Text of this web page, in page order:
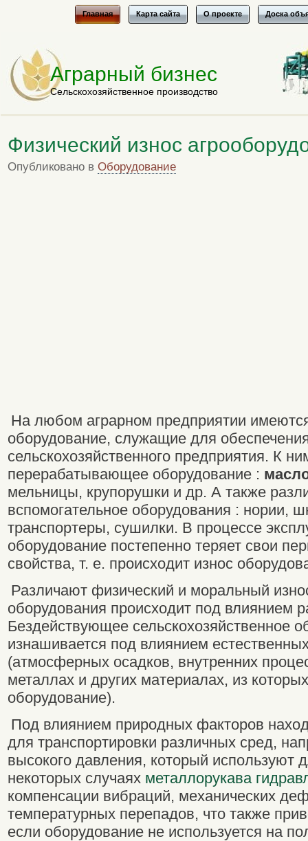
Главная Карта сайта О проекте Доска
Аграрный бизнес
Сельскохозяйственное производство
Физический износ
Опубликовано в Оборудование
На любом аграрном предприятии
оборудование, служащие для
сельскохозяйственного предприятия. К
перерабатывающее оборудование :
мельницы, крупорушки и др. А также
вспомогательное оборудования : нории,
транспортеры, сушилки. В процессе
оборудование постепенно теряет свои
свойства, т. е. происходит износ
Различают физический и моральный
оборудования происходит под влиянием
Бездействующее сельскохозяйственное
изнашивается под влиянием
(атмосферных осадков, внутренних
металлах и других материалах, из
оборудование).
Под влиянием природных факторов
для транспортировки различных сред,
высокого давления, который используют
некоторых случаях металлорукава
компенсации вибраций, механических
температурных перепадов, что также
если оборудование не используется на